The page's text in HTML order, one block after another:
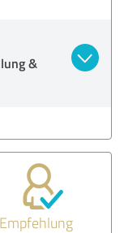
&
Empfehlung